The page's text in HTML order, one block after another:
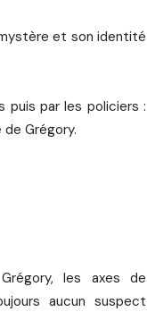
et son identité
puis par les policiers :
Grégory.
les axes de
aucun suspect